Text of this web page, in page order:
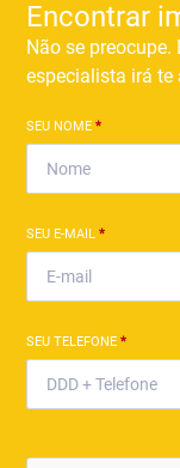
Encontrar
Não se
especialista irá te
SEU NOME*
SEU E-MAIL*
SEU TELEFONE*